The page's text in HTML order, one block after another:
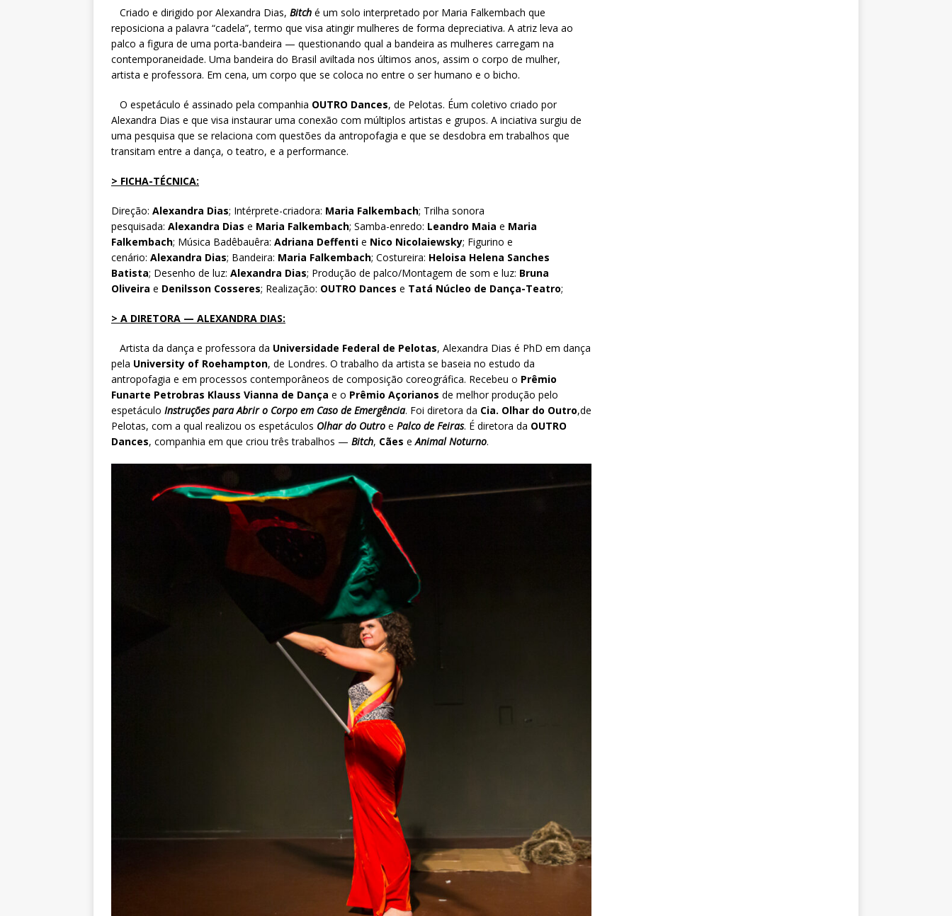
Criado e dirigido por Alexandra Dias, Bitch é um solo interpretado por Maria Falkembach que
reposiciona a palavra “cadela”, termo que visa atingir mulheres de forma depreciativa. A atriz leva ao
palco a figura de uma porta-bandeira — questionando qual a bandeira as mulheres carregam na
contemporaneidade. Uma bandeira do Brasil aviltada nos últimos anos, assim o corpo de mulher,
artista e professora. Em cena, um corpo que se coloca no entre o ser humano e o bicho.
O espetáculo é assinado pela companhia OUTRO Dances, de Pelotas. Éum coletivo criado por
Alexandra Dias e que visa instaurar uma conexão com múltiplos artistas e grupos. A inciativa surgiu de
uma pesquisa que se relaciona com questões da antropofagia e que se desdobra em trabalhos que
transitam entre a dança, o teatro, e a performance.
> FICHA-TÉCNICA:
Direção: Alexandra Dias; Intérprete-criadora: Maria Falkembach; Trilha sonora
pesquisada: Alexandra Dias e Maria Falkembach; Samba-enredo: Leandro Maia e Maria
Falkembach; Música Badêbauêra: Adriana Deffenti e Nico Nicolaiewsky; Figurino e
cenário: Alexandra Dias; Bandeira: Maria Falkembach; Costureira: Heloisa Helena Sanches
Batista; Desenho de luz: Alexandra Dias; Produção de palco/Montagem de som e luz: Bruna
Oliveira e Denilsson Cosseres; Realização: OUTRO Dances e Tatá Núcleo de Dança-Teatro;
> A DIRETORA — ALEXANDRA DIAS:
Artista da dança e professora da Universidade Federal de Pelotas, Alexandra Dias é PhD em dança
pela University of Roehampton, de Londres. O trabalho da artista se baseia no estudo da
antropofagia e em processos contemporâneos de composição coreográfica. Recebeu o Prêmio
Funarte Petrobras Klauss Vianna de Dança e o Prêmio Açorianos de melhor produção pelo
espetáculo Instruções para Abrir o Corpo em Caso de Emergência. Foi diretora da Cia. Olhar do Outro,de
Pelotas, com a qual realizou os espetáculos Olhar do Outro e Palco de Feiras. É diretora da OUTRO
Dances, companhia em que criou três trabalhos — Bitch, Cães eAnimal Noturno.